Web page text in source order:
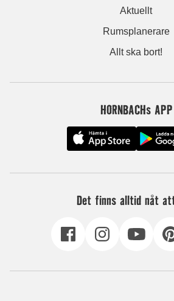
Aktuellt
Rumsplanerare
Allt ska bort!
HORNBACHs APP
Det finns alltid nåt